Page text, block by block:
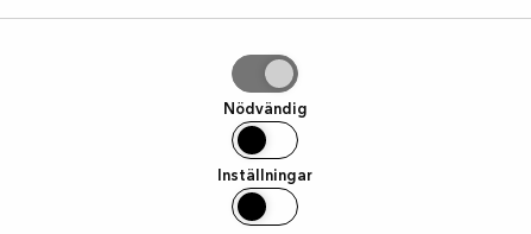
Nödvändig
Inställningar